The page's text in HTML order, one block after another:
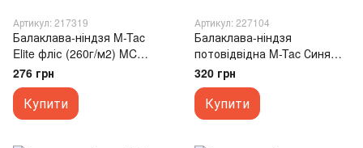
Артикул: 217319
Балаклава-ніндзя M-Tac
Elite фліс (260г/м2) MC
Зелена (Green)
276 грн
Купити
Артикул: 227104
Балаклава-ніндзя
потовідвідна M-Tac Синя
(Dark Navy Blue)
320 грн
Купити